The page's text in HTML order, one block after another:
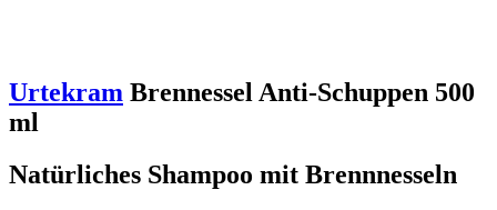
Urtekram Brennessel Anti-Schuppen 500
ml
Natürliches Shampoo mit Brennnesseln